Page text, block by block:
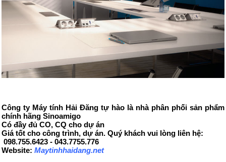
Công ty Máy tính Hải Đăng tự hào là nhà phân phối sản phẩm
chính hãng Sinoamigo
Có đầy đủ CO, CQ cho dự án
Giá tốt cho công trình, dự án. Quý khách vui lòng liên hệ:
098.755.6423 - 043.7755.776
Website: Maytinhhaidang.net